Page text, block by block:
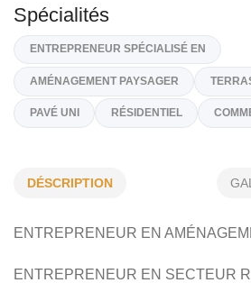
439, 4E AVENUE, DEUX-
(514) 717 0344
Sur Demande
pave.prestige@gmail.com
AMÉNAGEMENT PAYSAGER
PAVÉ UNI RÉSIDENTIEL
DÉSCRIPTION
ENTREPRENEUR EN
ENTREPRENEUR EN SECTEUR